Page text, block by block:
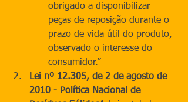
obrigado a disponibilizar
peças de reposição durante o
prazo de vida útil do produto,
observado o interesse do
consumidor.”
Lei nº 12.305, de 2 de agosto de
2010 - Política Nacional de